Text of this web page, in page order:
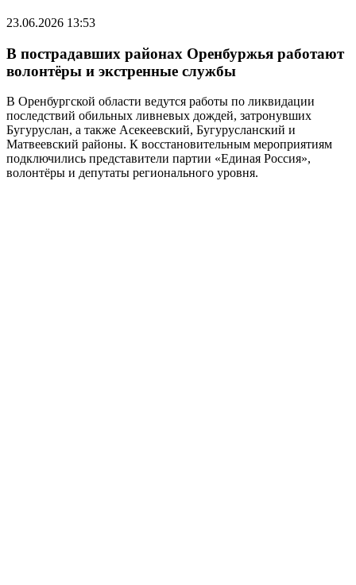
23.06.2026 13:53
В пострадавших районах Оренбуржья работают
волонтёры и экстренные службы
В Оренбургской области ведутся работы по ликвидации
последствий обильных ливневых дождей, затронувших
Бугуруслан, а также Асекеевский, Бугурусланский и
Матвеевский районы. К восстановительным мероприятиям
подключились представители партии «Единая Россия»,
волонтёры и депутаты регионального уровня.